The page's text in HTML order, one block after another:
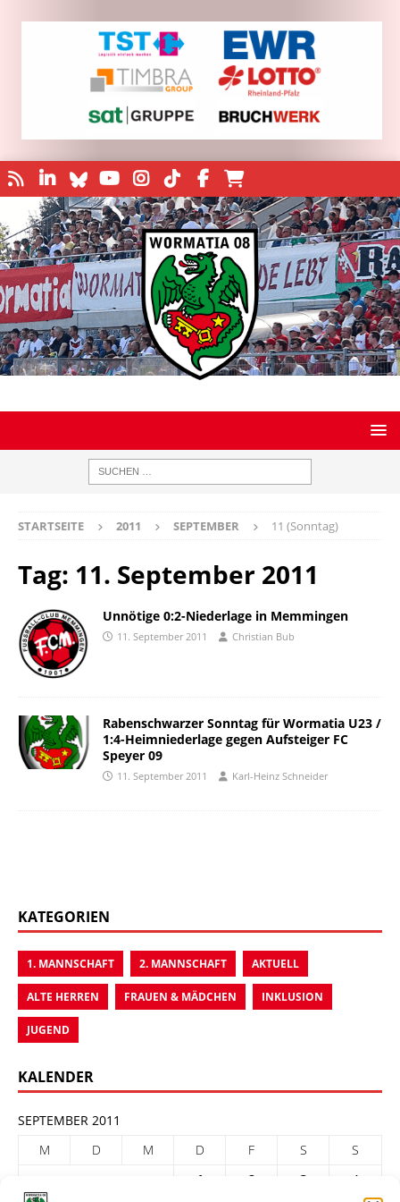
STARTSEITE 2011 SEPTEMBER 11 (Sonntag)
Tag: 11. September 2011
Unnötige 0:2-Niederlage in Memmingen
11. September 2011 Christian Bub
Rabenschwarzer Sonntag für Wormatia U23 /
1:4-Heimniederlage gegen Aufsteiger FC
Speyer 09
11. September 2011 Karl-Heinz Schneider
KATEGORIEN
1. MANNSCHAFT 2. MANNSCHAFT AKTUELL
ALTE HERREN FRAUEN & MÄDCHEN INKLUSION
JUGEND
KALENDER
SEPTEMBER 2011
M
D M D F S
S
1
2 3
4